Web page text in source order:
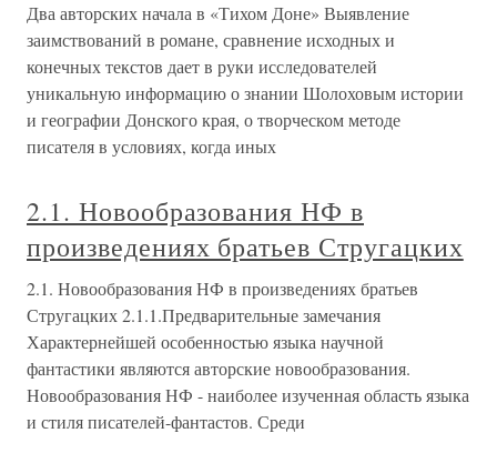
Два авторских начала в «Тихом Доне» Выявление
заимствований в романе, сравнение исходных и
конечных текстов дает в руки исследователей
уникальную информацию о знании Шолоховым истории
и географии Донского края, о творческом методе
писателя в условиях, когда иных
2.1. Новообразования НФ в
произведениях братьев Стругацких
2.1. Новообразования НФ в произведениях братьев
Стругацких 2.1.1.Предварительные замечания
Характернейшей особенностью языка научной
фантастики являются авторские новообразования.
Новообразования НФ - наиболее изученная область языка
и стиля писателей-фантастов. Среди